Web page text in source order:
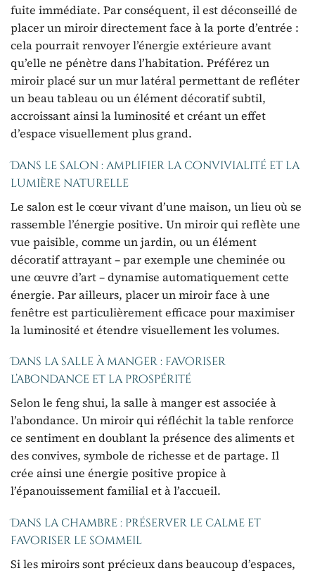
fuite immédiate. Par conséquent, il est déconseillé de
placer un miroir directement face à la porte d’entrée :
cela pourrait renvoyer l’énergie extérieure avant
qu’elle ne pénètre dans l’habitation. Préférez un
miroir placé sur un mur latéral permettant de refléter
un beau tableau ou un élément décoratif subtil,
accroissant ainsi la luminosité et créant un effet
d’espace visuellement plus grand.
Dans le salon : amplifier la convivialité et la
lumière naturelle
Le salon est le cœur vivant d’une maison, un lieu où se
rassemble l’énergie positive. Un miroir qui reflète une
vue paisible, comme un jardin, ou un élément
décoratif attrayant – par exemple une cheminée ou
une œuvre d’art – dynamise automatiquement cette
énergie. Par ailleurs, placer un miroir face à une
fenêtre est particulièrement efficace pour maximiser
la luminosité et étendre visuellement les volumes.
Dans la salle à manger : favoriser
l’abondance et la prospérité
Selon le feng shui, la salle à manger est associée à
l’abondance. Un miroir qui réfléchit la table renforce
ce sentiment en doublant la présence des aliments et
des convives, symbole de richesse et de partage. Il
crée ainsi une énergie positive propice à
l’épanouissement familial et à l’accueil.
Dans la chambre : préserver le calme et
favoriser le sommeil
Si les miroirs sont précieux dans beaucoup d’espaces,